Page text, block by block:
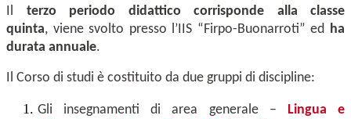
Il terzo periodo didattico corrisponde alla classe
quinta, viene svolto presso l’IIS “Firpo-Buonarroti” ed ha
durata annuale.
Il Corso di studi è costituito da due gruppi di discipline:
Gli insegnamenti di area generale – Lingua e